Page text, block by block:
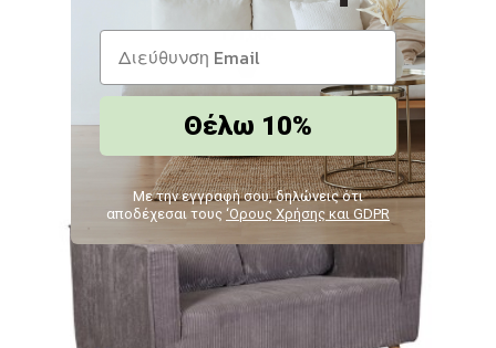
171,60€
Θέλω 10%
Με την εγγραφή σου, δηλώνεις ότι
αποδέχεσαι τους ‘Ορους Χρήσης και GDPR